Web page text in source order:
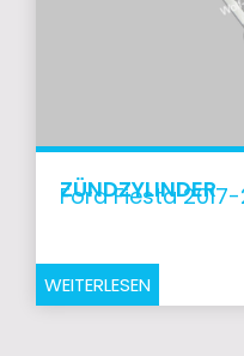
ZÜNDZYLINDER
Ford Fiesta
WEITERLESEN